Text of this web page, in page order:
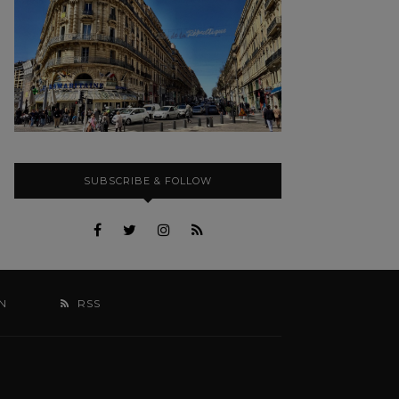
SUBSCRIBE & FOLLOW
RSS